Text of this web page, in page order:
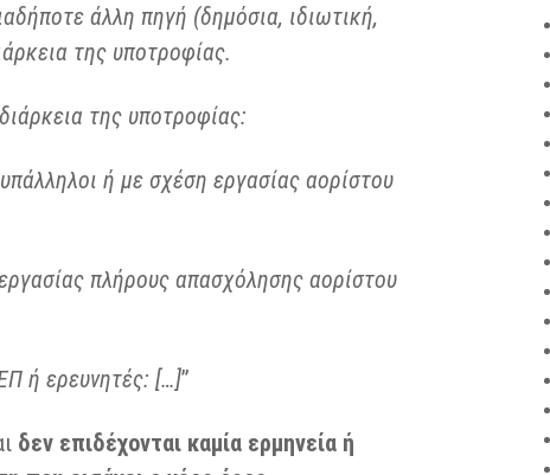
άλλη πηγή (δημόσια, ιδιωτική,
της υποτροφίας.
της υποτροφίας:
ή με σχέση εργασίας αορίστου
πλήρους απασχόλησης αορίστου
ή ερευνητές: […]”
δεν επιδέχονται καμία ερμηνεία ή